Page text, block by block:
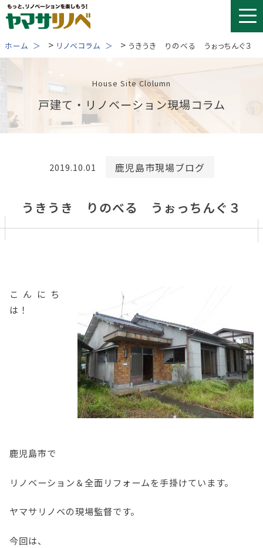
Skip
to
ホーム > リノベコラム > うきうき りのべる うぉっちんぐ３
House Site Clolumn
戸建て・リノベーション現場コラム
2019.10.01 鹿児島市現場ブログ
うきうき りのべる うぉっちんぐ３
こんにち
は！
鹿児島市で
リノベーション＆全面リフォームを手掛けています。
ヤマサリノベの現場監督です。
今回は、